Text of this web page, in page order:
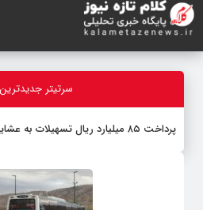
سرتیتر جدیدترین
پرداخت ۸۵ میلیارد ریال تسهیلات به عشایر چناران